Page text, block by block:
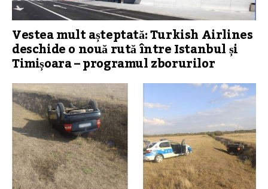
Vestea mult așteptată: Turkish Airlines
deschide o nouă rută între Istanbul și
Timișoara – programul zborurilor